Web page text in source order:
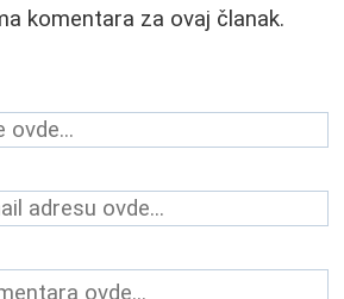
komentara za ovaj članak.